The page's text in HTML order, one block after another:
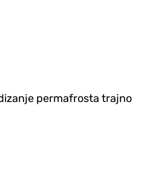
permafrosta trajno